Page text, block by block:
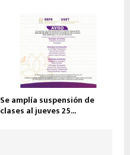
Se amplía suspensión de
clases al jueves 25...